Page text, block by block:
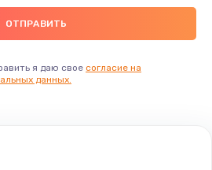
Заказать
я даю свое согласие на
данных.